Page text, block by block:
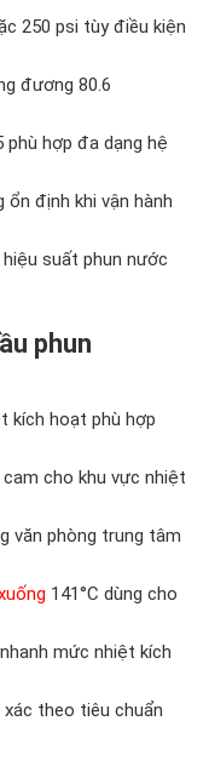
250 psi tùy điều kiện
đương 80.6
phù hợp đa dạng hệ
định khi vận hành
suất phun nước
phun
kích hoạt phù hợp
cho khu vực nhiệt
văn phòng trung tâm
141°C dùng cho
mức nhiệt kích
theo tiêu chuẩn